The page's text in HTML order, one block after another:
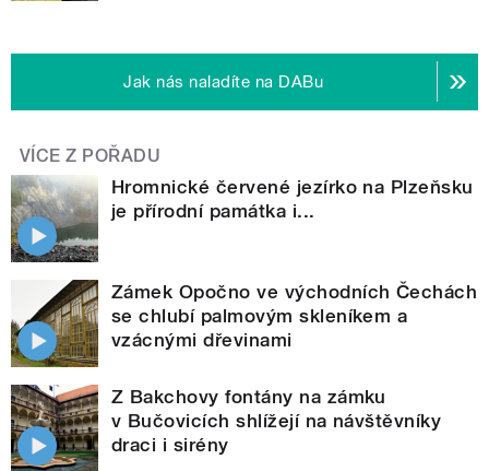
Jak nás naladíte na DABu
VÍCE Z POŘADU
Hromnické červené jezírko na Plzeňsku
je přírodní památka i...
Zámek Opočno ve východních Čechách
se chlubí palmovým skleníkem a
vzácnými dřevinami
Z Bakchovy fontány na zámku
v Bučovicích shlížejí na návštěvníky
draci i sirény